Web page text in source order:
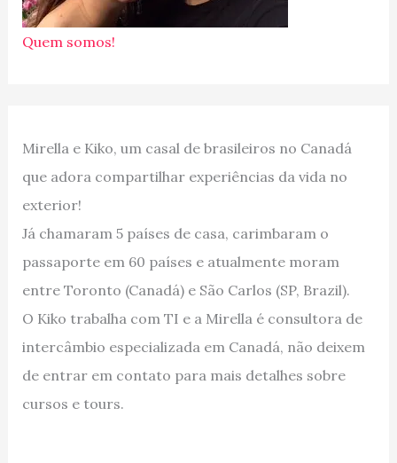
Quem somos!
Mirella e Kiko, um casal de brasileiros no Canadá
que adora compartilhar experiências da vida no
exterior!
Já chamaram 5 países de casa, carimbaram o
passaporte em 60 países e atualmente moram
entre Toronto (Canadá) e São Carlos (SP, Brazil).
O Kiko trabalha com TI e a Mirella é consultora de
intercâmbio especializada em Canadá, não deixem
de entrar em contato para mais detalhes sobre
cursos e tours.